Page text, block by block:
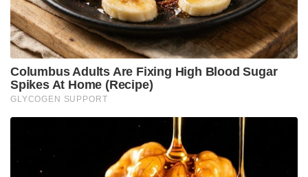
ഇരുന്നൂറോളം പേരെ ഇതിനോടകം പോലീസ്
കസ്റ്റഡിയിലെടുത്തിട്ടുണ്ട്. ദേശവിരുദ്ധ
ശക്തികൾക്കെതിരെ വിട്ടുവീഴ്ചയില്ലാത്ത
നടപടിയുമായി മുന്നോട്ട് പോകാനാണ് സുരക്ഷാ
ഏജൻസികളുടെ തീരുമാനം. അതിർത്തികളിൽ
കനത്ത ജാഗ്രത തുടരുകയാണ്.
Jalandhar BSF
Jalandhar BSF headquarters